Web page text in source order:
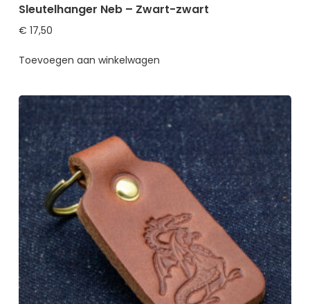
Sleutelhanger Neb – Zwart-zwart
€ 17,50
Toevoegen aan winkelwagen